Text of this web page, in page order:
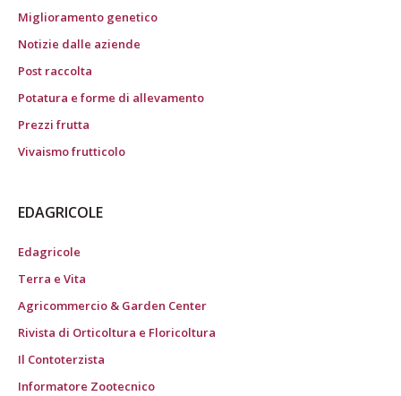
Miglioramento genetico
Notizie dalle aziende
Post raccolta
Potatura e forme di allevamento
Prezzi frutta
Vivaismo frutticolo
EDAGRICOLE
Edagricole
Terra e Vita
Agricommercio & Garden Center
Rivista di Orticoltura e Floricoltura
Il Contoterzista
Informatore Zootecnico